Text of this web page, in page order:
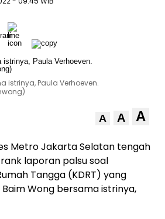
istrinya, Paula Verhoeven.
A A A
Metro Jakarta Selatan tengah
laporan palsu soal
Tangga (KDRT) yang
Wong bersama istrinya,